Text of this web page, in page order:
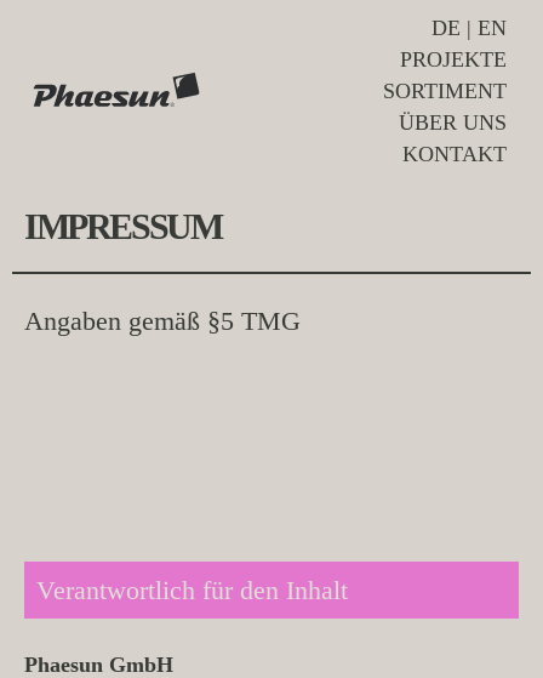
DE | EN
PROJEKTE
SORTIMENT
ÜBER UNS
KONTAKT
IMPRESSUM
Angaben gemäß §5 TMG
Verantwortlich für den Inhalt
Phaesun GmbH